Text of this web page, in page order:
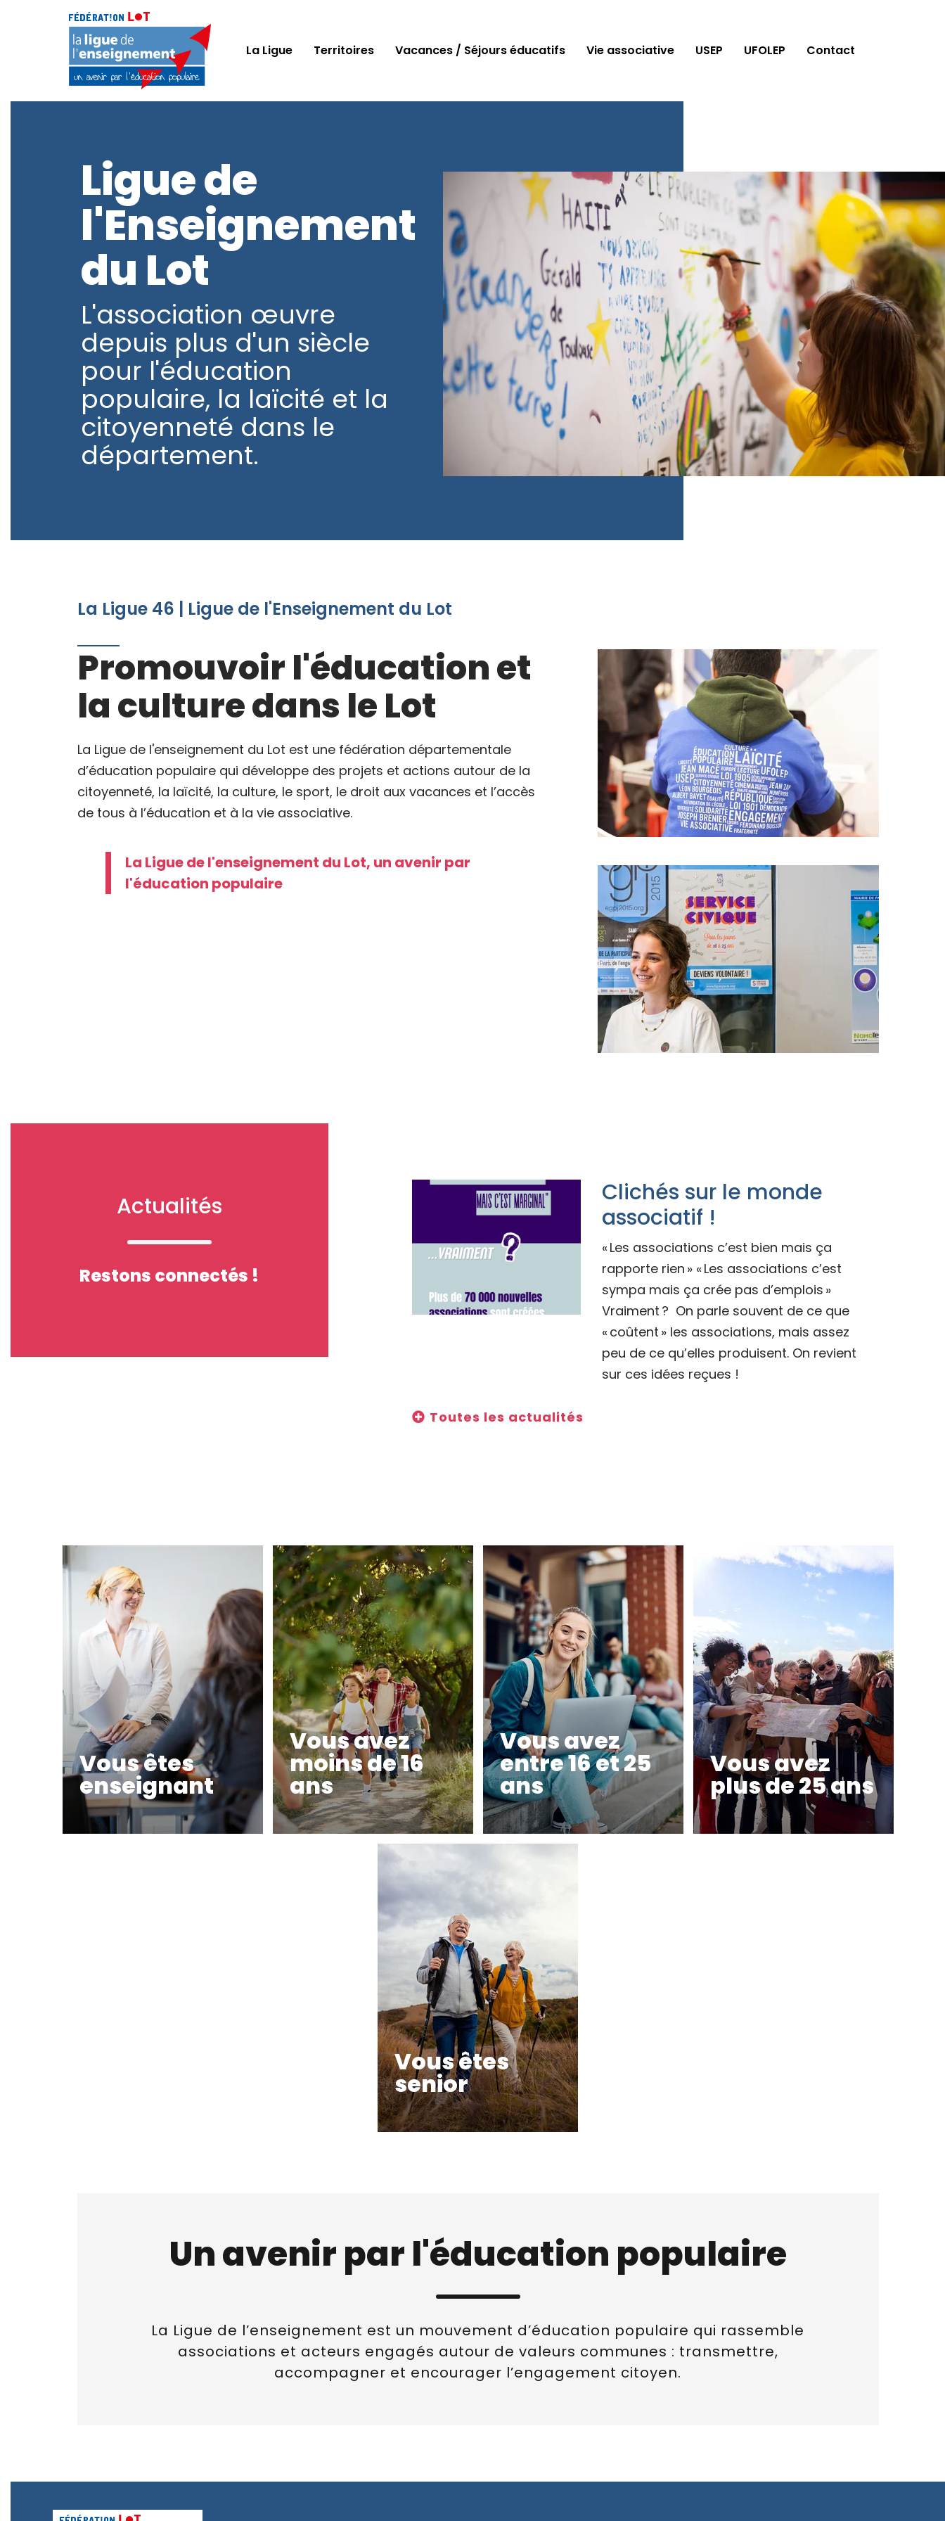
La Ligue Territoires Vacances / Séjours éducatifs Vie associative USEP UFOLEP Contact
Ligue de
l'Enseignement
du Lot
L'association œuvre
depuis plus d'un siècle
pour l'éducation
populaire, la laïcité et la
citoyenneté dans le
département.
La Ligue 46 | Ligue de l'Enseignement du Lot
Promouvoir l'éducation et
la culture dans le Lot
La Ligue de l'enseignement du Lot est une fédération départementale
d’éducation populaire qui développe des projets et actions autour de la
citoyenneté, la laïcité, la culture, le sport, le droit aux vacances et l’accès
de tous à l’éducation et à la vie associative.
La Ligue de l'enseignement du Lot, un avenir par
l'éducation populaire
Actualités
Restons connectés !
Clichés sur le monde
associatif !
« Les associations c’est bien mais ça
rapporte rien » « Les associations c’est
sympa mais ça crée pas d’emplois »
Vraiment ? On parle souvent de ce que
« coûtent » les associations, mais assez
peu de ce qu’elles produisent. On revient
sur ces idées reçues !
Toutes les actualités
Vous êtes
enseignant
Vous avez
moins de 16
ans
Vous avez
entre 16 et 25
ans
Vous avez
plus de 25 ans
Vous êtes
senior
Un avenir par l'éducation populaire
La Ligue de l’enseignement est un mouvement d’éducation populaire qui rassemble
associations et acteurs engagés autour de valeurs communes : transmettre,
accompagner et encourager l’engagement citoyen.